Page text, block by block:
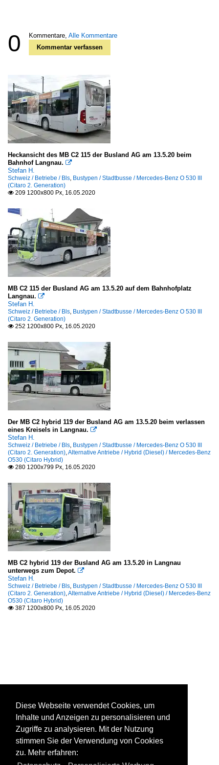
0 Kommentare, Alle Kommentare
Kommentar verfassen
Heckansicht des MB C2 115 der Busland AG am 13.5.20 beim
Bahnhof Langnau. 
Stefan H.
Schweiz / Betriebe / Bls, Bustypen / Stadtbusse / Mercedes-Benz O 530 III
(Citaro 2. Generation)
 209 1200x800 Px, 16.05.2020
MB C2 115 der Busland AG am 13.5.20 auf dem Bahnhofplatz
Langnau. 
Stefan H.
Schweiz / Betriebe / Bls, Bustypen / Stadtbusse / Mercedes-Benz O 530 III
(Citaro 2. Generation)
 252 1200x800 Px, 16.05.2020
Der MB C2 hybrid 119 der Busland AG am 13.5.20 beim verlassen
eines Kreisels in Langnau. 
Stefan H.
Schweiz / Betriebe / Bls, Bustypen / Stadtbusse / Mercedes-Benz O 530 III
(Citaro 2. Generation),Alternative Antriebe / Hybrid (Diesel) / Mercedes-Benz
O530 (Citaro Hybrid)
 280 1200x799 Px, 16.05.2020
MB C2 hybrid 119 der Busland AG am 13.5.20 in Langnau
unterwegs zum Depot. 
Stefan H.
Schweiz / Betriebe / Bls, Bustypen / Stadtbusse / Mercedes-Benz O 530 III
(Citaro 2. Generation),Alternative Antriebe / Hybrid (Diesel) / Mercedes-Benz
O530 (Citaro Hybrid)
 387 1200x800 Px, 16.05.2020
Diese Webseite verwendet Cookies, um
Inhalte und Anzeigen zu personalisieren und
Zugriffe zu analysieren. Mit der Nutzung
stimmen Sie der Verwendung von Cookies
zu. Mehr erfahren: